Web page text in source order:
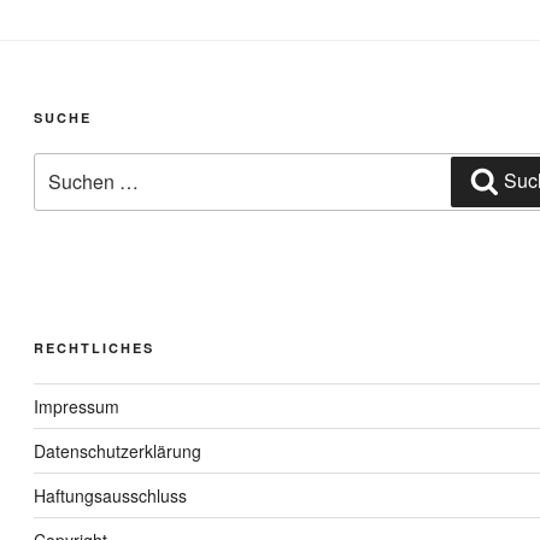
SUCHE
nach:
RECHTLICHES
Impressum
Datenschutzerklärung
Haftungsausschluss